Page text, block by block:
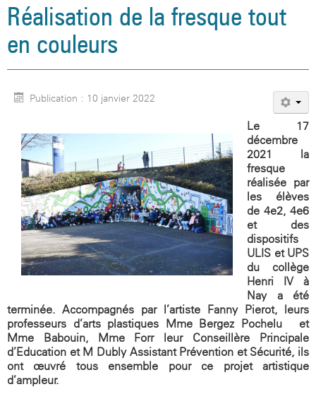
Réalisation de la fresque tout
en couleurs
Publication : 10 janvier 2022
Le 17
décembre
2021 la
fresque
réalisée par
les élèves
de 4e2, 4e6
et des
dispositifs
ULIS et UPS
du collège
Henri IV à
Nay a été
terminée. Accompagnés par l’artiste Fanny Pierot, leurs
professeurs d’arts plastiques Mme Bergez Pochelu
et
Mme Babouin, Mme Forr leur Conseillère Principale
d’Education et M Dubly Assistant Prévention et Sécurité, ils
ont œuvré tous ensemble pour ce projet artistique
d’ampleur.